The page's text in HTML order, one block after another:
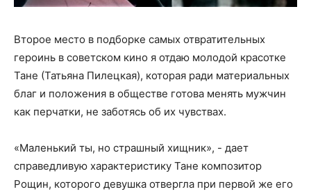
Второе место в подборке самых отвратительных
героинь в советском кино я отдаю молодой красотке
Тане (Татьяна Пилецкая), которая ради материальных
благ и положения в обществе готова менять мужчин
как перчатки, не заботясь об их чувствах.
«Маленький ты, но страшный хищник», - дает
справедливую характеристику Тане композитор
Рощин, которого девушка отвергла при первой же его